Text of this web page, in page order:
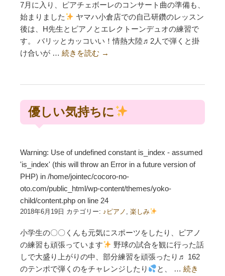
7月に入り、ピアチェボーレのコンサート曲の準備も、
始まりました
ヤマハ小倉店での自己研鑽のレッスン
後は、H先生とピアノとエレクトーンデュオの練習で
す。 バリッとカッコいい！情熱大陸♬2人で弾くと掛
け合いが … 続きを読む →
優しい気持ちに
Warning: Use of undefined constant is_index - assumed
'is_index' (this will throw an Error in a future version of
PHP) in /home/jointec/cocoro-no-
oto.com/public_html/wp-content/themes/yoko-
child/content.php on line 24
2018年6月19日 カテゴリー: ♪ピアノ , 楽しみ
小学生の〇〇くんも元気にスポーツをしたり、ピアノ
の練習も頑張っています
野球の試合を観に行った話
しで大盛り上がりの中、部分練習を頑張ったり♬ 162
のテンポで弾くのをチャレンジしたり
と、 …続き